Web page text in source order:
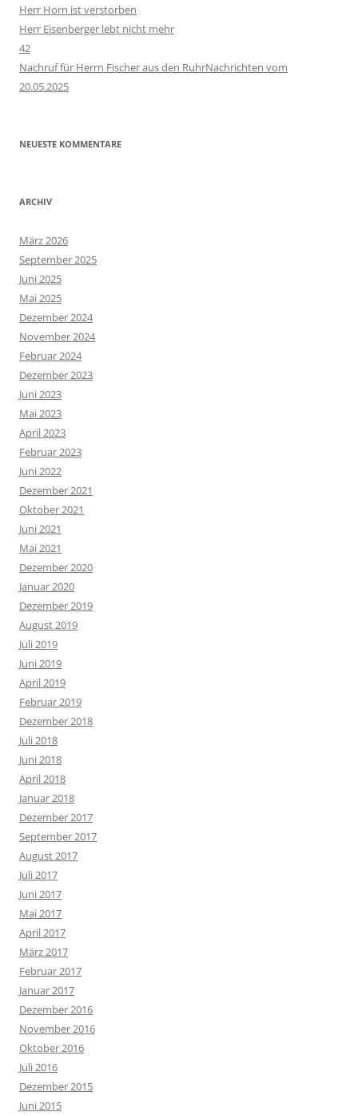
Herr Horn ist verstorben
Herr Eisenberger lebt nicht mehr
42
Nachruf für Herrn Fischer aus den RuhrNachrichten vom
20.05.2025
NEUESTE KOMMENTARE
ARCHIV
März 2026
September 2025
Juni 2025
Mai 2025
Dezember 2024
November 2024
Februar 2024
Dezember 2023
Juni 2023
Mai 2023
April 2023
Februar 2023
Juni 2022
Dezember 2021
Oktober 2021
Juni 2021
Mai 2021
Dezember 2020
Januar 2020
Dezember 2019
August 2019
Juli 2019
Juni 2019
April 2019
Februar 2019
Dezember 2018
Juli 2018
Juni 2018
April 2018
Januar 2018
Dezember 2017
September 2017
August 2017
Juli 2017
Juni 2017
Mai 2017
April 2017
März 2017
Februar 2017
Januar 2017
Dezember 2016
November 2016
Oktober 2016
Juli 2016
Dezember 2015
Juni 2015